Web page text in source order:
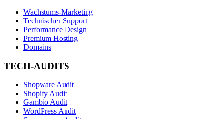
Wachstums-Marketing
Technischer Support
Performance Design
Premium Hosting
Domains
TECH-AUDITS
Shopware Audit
Shopify Audit
Gambio Audit
WordPress Audit